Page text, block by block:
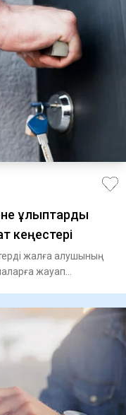
құлыптарды
кеңестері
жалға алушының
жауап